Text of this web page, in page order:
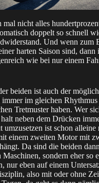
mal nicht alles
doppelt so schnell
Und wenn zum
harten Saison sind, dann
wie bei nur einem
beiden ist auch der
im gleichen Rhythmus
Tretmuster haben. Wer
neben dem Drücken
umzusetzen ist schon alleine
einem zweiten Motor mit
Da sind die beiden
Maschinen, sondern eher so
nur eben auf einem
also mit oder ohne